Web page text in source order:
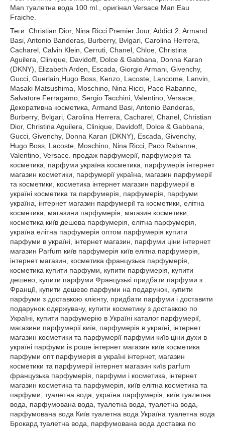
Man туалетна вода 100 ml., оригінал Versace Man Eau
Fraiche.
Теги: Christian Dior, Nina Ricci Premier Jour, Addict 2, Armand
Basi, Antonio Banderas, Burberry, Bvlgari, Carolina Herrera,
Cacharel, Calvin Klein, Cerruti, Chanel, Chloe, Christina
Aguilera, Clinique, Davidoff, Dolce & Gabbana, Donna Karan
(DKNY), Elizabeth Arden, Escada, Giorgio Armani, Givenchy,
Gucci, Guerlain,Hugo Boss, Kenzo, Lacoste, Lancome, Lanvin,
Masaki Matsushima, Moschino, Nina Ricci, Paco Rabanne,
Salvatore Ferragamo, Sergio Tacchini, Valentino, Versace,
Декоративна косметика, Armand Basi, Antonio Banderas,
Burberry, Bvlgari, Carolina Herrera, Cacharel, Chanel, Christian
Dior, Christina Aguilera, Clinique, Davidoff, Dolce & Gabbana,
Gucci, Givenchy, Donna Karan (DKNY), Escada, Givenchy,
Hugo Boss, Lacoste, Moschino, Nina Ricci, Paco Rabanne,
Valentino, Versace. продаж парфумерії, парфумерія та
косметика, парфуми україна косметика, парфумерія інтернет
магазин косметики, парфумерії україна, магазин парфумерії
та косметики, косметика інтернет магазин парфумерії в
україні косметика та парфумерія, парфумерія, парфуми
україна, інтернет магазин парфумерії та косметики, елітна
косметика, магазини парфумерія, магазин косметики,
косметика київ дешева парфумерія, елітна парфумерія,
україна елітна парфумерія оптом парфумерія купити
парфуми в україні, інтернет магазин, парфуми ціни інтернет
магазин Parfum київ парфумерія київ елітна парфумерія,
інтернет магазин, косметика французька парфумерія,
косметика купити парфуми, купити парфумерія, купити
дешево, купити парфуми Французькі придбати парфуми з
Франції, купити дешево парфуми на подарунок, купити
парфуми з доставкою клієнту, придбати парфуми і доставити
подарунок одержувачу, купити косметику з доставкою по
Україні, купити парфумерію в Україні каталог парфумерії,
магазини парфумерії київ, парфумерія в україні, інтернет
магазин косметики та парфумерії парфуми київ ціни духи в
україні парфуми ів роше інтернет магазин київ косметика
парфуми опт парфумерія в україні інтернет, магазин
косметики та парфумерії інтернет магазин київ parfum
французька парфумерія, парфуми і косметика, інтернет
магазин косметика та парфумерія, київ елітна косметика та
парфуми, туалетна вода, україна парфумерія, київ туалетна
вода, парфумована вода, туалетна вода, туалетна вода,
парфумована вода Київ туалетна вода Україна туалетна вода
Брокард туалетна вода, парфумована вода доставка по